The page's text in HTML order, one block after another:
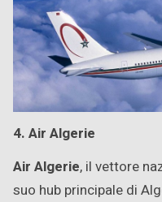
4. Air Algerie
Air Algerie, il vettore
suo hub principale di